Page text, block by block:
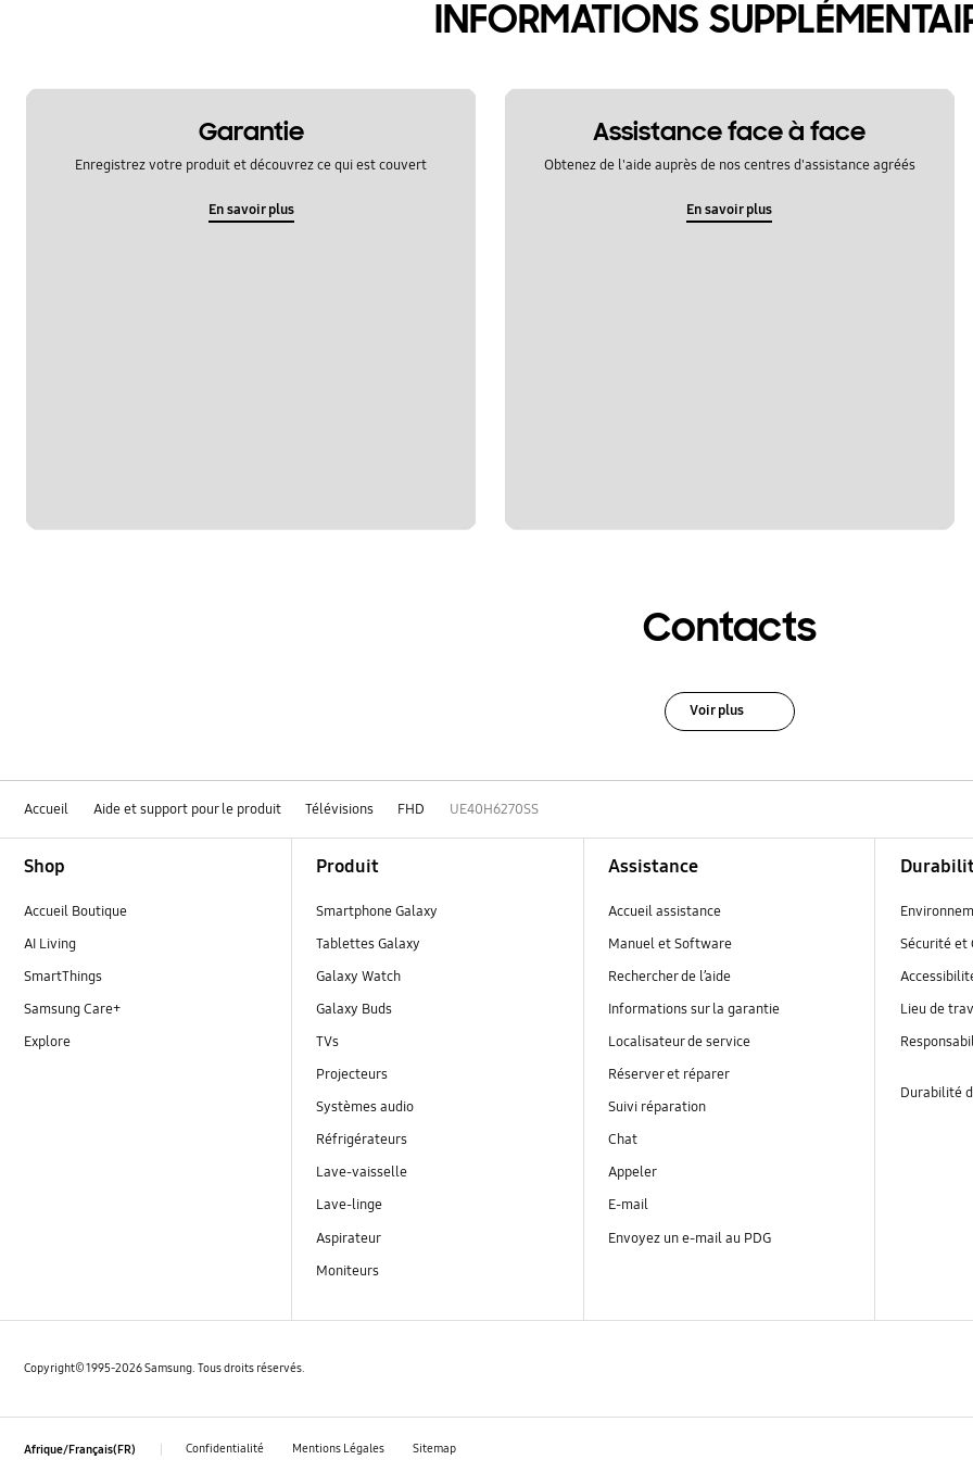
INFORMATIONS
Garantie
Enregistrez votre produit et découvrez ce qui est couvert
En savoir plus
Assistance face à face
Obtenez de l'aide auprès de nos centres d'assistance agréés
En savoir plus
Contacts
Voir plus
Accueil Aide et support pour le produit Télévisions FHD UE40H6270SS
Shop
Accueil Boutique
AI Living
SmartThings
Samsung Care+
Explore
Produit
Smartphone Galaxy
Tablettes Galaxy
Galaxy Watch
Galaxy Buds
TVs
Projecteurs
Systèmes audio
Réfrigérateurs
Lave-vaisselle
Lave-linge
Aspirateur
Moniteurs
Assistance
Accueil assistance
Manuel et Software
Rechercher de l’aide
Informations sur la garantie
Localisateur de service
Réserver et réparer
Suivi réparation
Chat
Appeler
E-mail
Envoyez un e-mail au PDG
Sécurité et
Lieu de
Durabilité
Copyright© 1995-2026 Samsung. Tous droits réservés.
Afrique/Français(FR) Confidentialité Mentions Légales Sitemap